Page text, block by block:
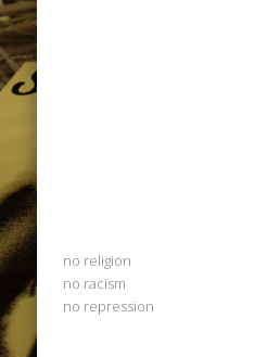
no religion
no racism
no repression